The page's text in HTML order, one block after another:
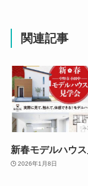
関連記事
新春モデルハウ
2026年1月8日